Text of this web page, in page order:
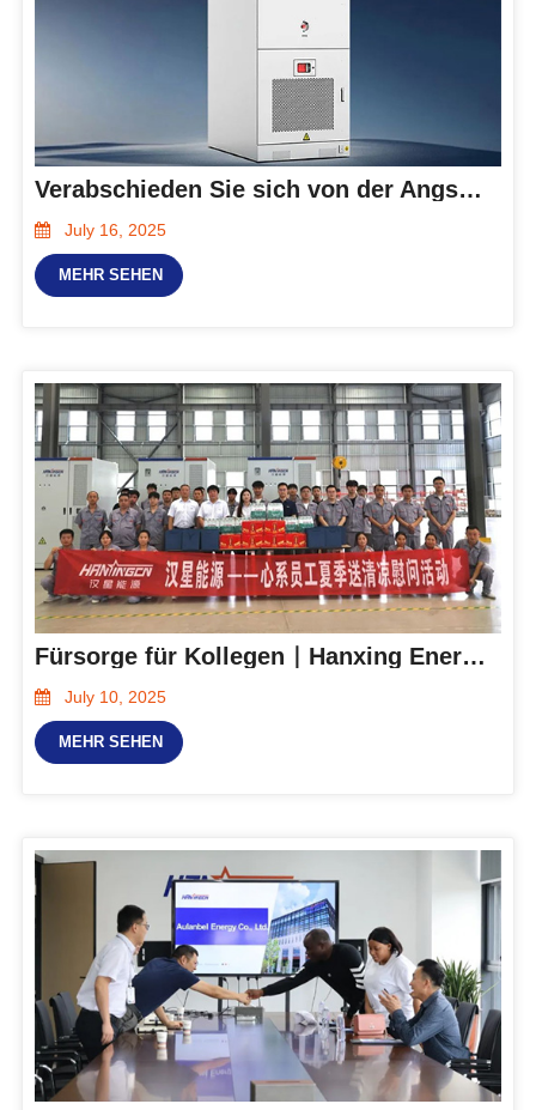
Verabschieden Sie sich von der Angst vor Strom! Das 261-kWh-Energiespeichersystem von Hanxing Energy ist online und bringt die Stromfreiheit für Industrie und Gewerbe einen Schritt weiter!
July 16, 2025
MEHR SEHEN
Fürsorge für Kollegen｜Hanxing Energy startete die Anti-Hitze-Trostaktion „Fürsorge für Mitarbeiter, Kühle im Sommer“
July 10, 2025
MEHR SEHEN